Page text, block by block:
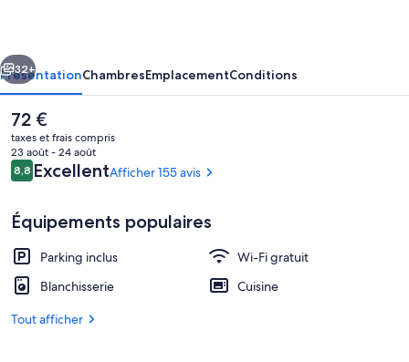
Hostel
Extérieur
Suivant
32+
PrésentationChambresEmplacementConditions
Le
prix
actuel
est
de
72 €
taxes et frais compris
23 août - 24 août
Avis
voyageurs
8,88,8 sur 10
ExcellentAfficher 155 avis
Équipements populaires
Parking inclus
Wi-Fi gratuit
Blanchisserie
Cuisine
Tout afficher